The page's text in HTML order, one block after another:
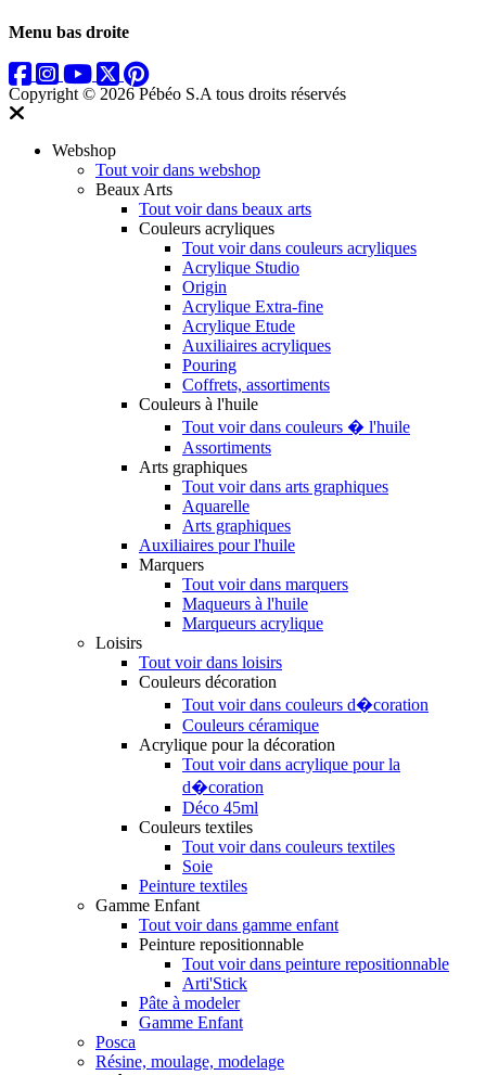
Menu bas droite
Copyright © 2026 Pébéo S.A tous droits réservés
Webshop
Tout voir dans webshop
Beaux Arts
Tout voir dans beaux arts
Couleurs acryliques
Tout voir dans couleurs acryliques
Acrylique Studio
Origin
Acrylique Extra-fine
Acrylique Etude
Auxiliaires acryliques
Pouring
Coffrets, assortiments
Couleurs à l'huile
Tout voir dans couleurs � l'huile
Assortiments
Arts graphiques
Tout voir dans arts graphiques
Aquarelle
Arts graphiques
Auxiliaires pour l'huile
Marquers
Tout voir dans marquers
Maqueurs à l'huile
Marqueurs acrylique
Loisirs
Tout voir dans loisirs
Couleurs décoration
Tout voir dans couleurs d�coration
Couleurs céramique
Acrylique pour la décoration
Tout voir dans acrylique pour la
d�coration
Déco 45ml
Couleurs textiles
Tout voir dans couleurs textiles
Soie
Peinture textiles
Gamme Enfant
Tout voir dans gamme enfant
Peinture repositionnable
Tout voir dans peinture repositionnable
Arti'Stick
Pâte à modeler
Gamme Enfant
Posca
Résine, moulage, modelage